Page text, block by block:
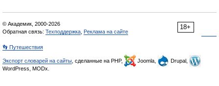
18+
© Академик, 2000-2026
Обратная связь: Техподдержка Реклама на сайте
👣 Путешествия
Экспорт словарей на сайты , сделанные на PHP, Joomla,
Drupal,
WordPress, MODx.